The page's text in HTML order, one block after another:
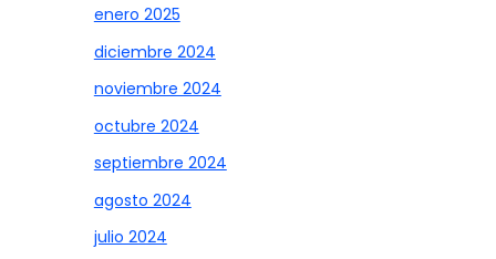
enero 2025
diciembre 2024
noviembre 2024
octubre 2024
septiembre 2024
agosto 2024
julio 2024